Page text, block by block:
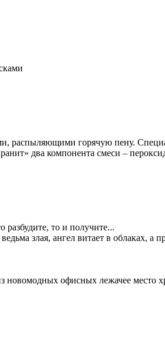
распыляющими горячую пену.
два компонента смеси –
разбудите, то и получите...
злая, ангел витает в облаках, а
новомодных офисных лежачее место